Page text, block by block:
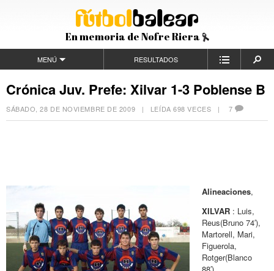
En memoria de Nofre Riera
MENÚ RESULTADOS
Crónica Juv. Prefe: Xilvar 1-3 Poblense B
SÁBADO, 28 DE NOVIEMBRE DE 2009 | LEÍDA 698 VECES | 7
Alineaciones,
XILVAR : Luis,
Reus(Bruno 74′),
Martorell, Mari,
Figuerola,
Rotger(Blanco